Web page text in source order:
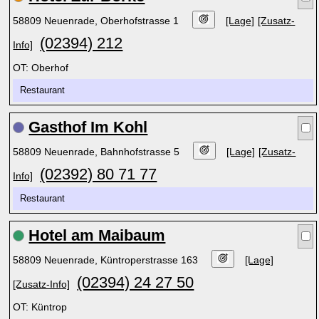
58809 Neuenrade, Oberhofstrasse 1 [Lage] [Zusatz-
Info] (02394) 212
OT: Oberhof
Restaurant
Gasthof Im Kohl
58809 Neuenrade, Bahnhofstrasse 5 [Lage] [Zusatz-
Info] (02392) 80 71 77
Restaurant
Hotel am Maibaum
58809 Neuenrade, Küntroperstrasse 163 [Lage]
[Zusatz-Info] (02394) 24 27 50
OT: Küntrop